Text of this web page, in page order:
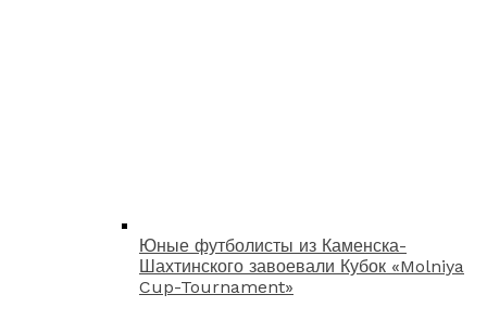
Юные футболисты из Каменска-
Шахтинского завоевали Кубок «Molniya
Cup-Tournament»